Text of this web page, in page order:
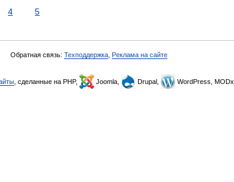
4 5
Обратная связь: Техподдержка Реклама на сайте
, сделанные на PHP, Joomla, Drupal, WordPress, MODx.